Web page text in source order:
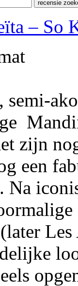
– So
semi-
zijn
een
Na